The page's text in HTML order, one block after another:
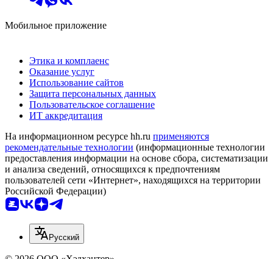
Мобильное приложение
Этика и комплаенс
Оказание услуг
Использование сайтов
Защита персональных данных
Пользовательское соглашение
ИТ аккредитация
На информационном ресурсе hh.ru применяются
рекомендательные технологии (информационные технологии
предоставления информации на основе сбора, систематизации
и анализа сведений, относящихся к предпочтениям
пользователей сети «Интернет», находящихся на территории
Российской Федерации)
Русский